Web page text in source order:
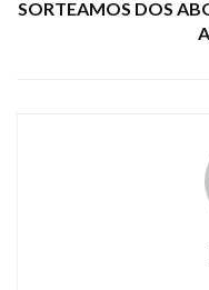
SORTEAMOS DOS